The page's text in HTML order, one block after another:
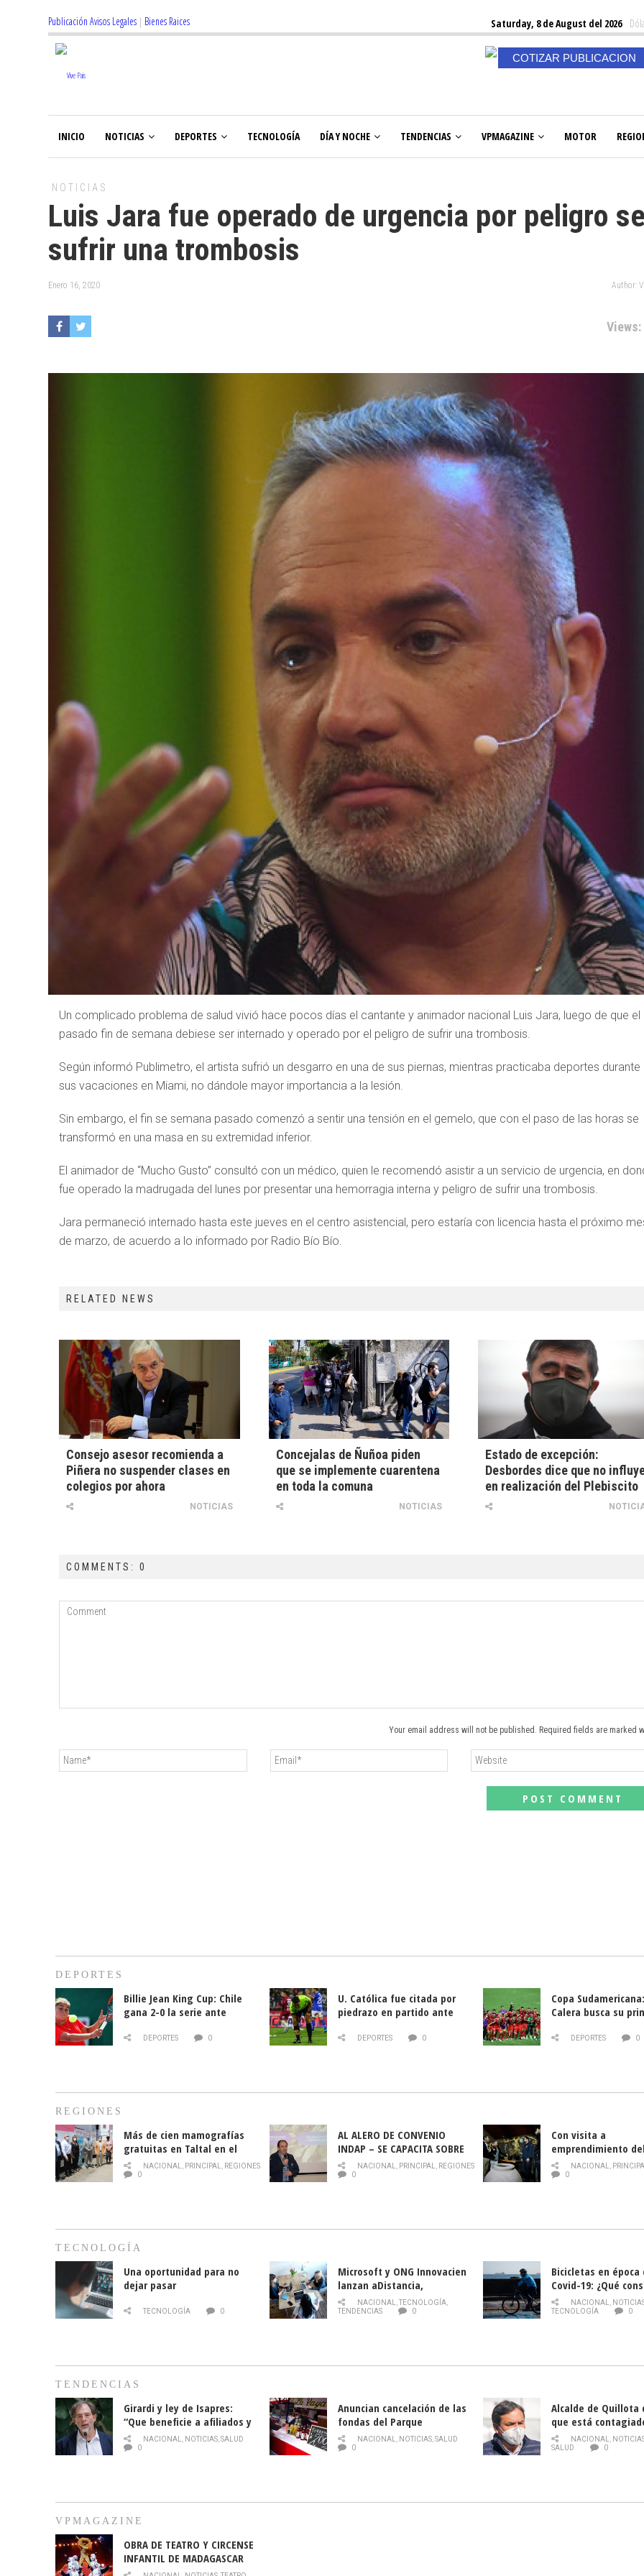
Publicación Avisos Legales | Bienes Raices Saturday, 8 de August del 2026
COTIZAR PUBLICACION
INICIO NOTICIAS DEPORTES TECNOLOGÍA DÍA Y NOCHE TENDENCIAS VPMAGAZINE MOTOR
NOTICIAS
Luis Jara fue operado de urgencia por peligro se
sufrir una trombosis
Enero 16, 2020 Author:
Views:
Un complicado problema de salud vivió hace pocos días el cantante y animador nacional Luis Jara, luego de que el
pasado fin de semana debiese ser internado y operado por el peligro de sufrir una trombosis.
Según informó Publimetro, el artista sufrió un desgarro en una de sus piernas, mientras practicaba deportes durante
sus vacaciones en Miami, no dándole mayor importancia a la lesión.
Sin embargo, el fin se semana pasado comenzó a sentir una tensión en el gemelo, que con el paso de las horas se
transformó en una masa en su extremidad inferior.
El animador de “Mucho Gusto” consultó con un médico, quien le recomendó asistir a un servicio de urgencia, en
fue operado la madrugada del lunes por presentar una hemorragia interna y peligro de sufrir una trombosis.
Jara permaneció internado hasta este jueves en el centro asistencial, pero estaría con licencia hasta el próximo
de marzo, de acuerdo a lo informado por Radio Bío Bío.
RELATED NEWS
Consejo asesor recomienda a
Piñera no suspender clases en
colegios por ahora
NOTICIAS
Concejalas de Ñuñoa piden
que se implemente cuarentena
en toda la comuna
NOTICIAS
Estado de excepción:
Desbordes dice que no
en realización del Plebiscito
COMMENTS: 0
Your email address will not be published. Required fields are marked
DEPORTES
Billie Jean King Cup: Chile
gana 2-0 la serie ante
DEPORTES 0
U. Católica fue citada por
piedrazo en partido ante
DEPORTES 0
Copa
Calera busca su
DEPORTES 0
REGIONES
Más de cien mamografías
gratuitas en Taltal en el
mes de la prevención del
cáncer de mama
NACIONAL, PRINCIPAL, REGIONES
0
AL ALERO DE CONVENIO
INDAP – SE CAPACITA SOBRE
PLAGA DROSOPHILA SUZUKII
NACIONAL, PRINCIPAL, REGIONES
0
Con visita a
emprendimiento
y llamado al
historia campesina
NACIONAL,
0
TECNOLOGÍA
Una oportunidad para no
dejar pasar
TECNOLOGÍA 0
Microsoft y ONG Innovacien
lanzan aDistancia,
plataforma con cursos
gratuitos online sobre
NACIONAL,TECNOLOGÍA,
TENDENCIAS
0
Bicicletas en época
Covid-19: ¿Qué
momento de
NACIONAL,
TECNOLOGÍA
0
TENDENCIAS
Girardi y ley de Isapres:
“Que beneficie a afiliados y
no legalice el abuso”
NACIONAL, NOTICIAS,SALUD
0
Anuncian cancelación de las
fondas del Parque
O’Higgins debido al
coronavirus
NACIONAL, NOTICIAS,SALUD
0
Alcalde de Quillota
que está
COVID-19
NACIONAL,
SALUD
0
VPMAGAZINE
OBRA DE TEATRO Y CIRCENSE
INFANTIL DE MADAGASCAR
EN EL PARQUE HURATDO